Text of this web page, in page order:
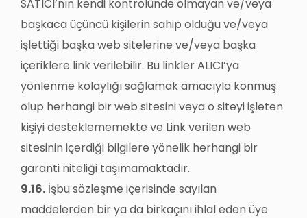
SATICI’nın kendi kontrolünde olmayan ve/veya
başkaca üçüncü kişilerin sahip olduğu ve/veya
işlettiği başka web sitelerine ve/veya başka
içeriklere link verilebilir. Bu linkler ALICI’ya
yönlenme kolaylığı sağlamak amacıyla konmuş
olup herhangi bir web sitesini veya o siteyi işleten
kişiyi desteklememekte ve Link verilen web
sitesinin içerdiği bilgilere yönelik herhangi bir
garanti niteliği taşımamaktadır.
9.16. İşbu sözleşme içerisinde sayılan
maddelerden bir ya da birkaçını ihlal eden üye